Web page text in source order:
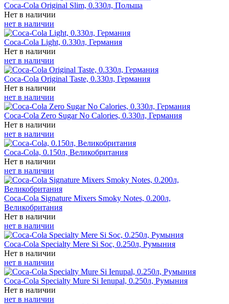
Coca-Cola Original Slim, 0.330л, Польша
Нет в наличии
нет в наличии
Coca-Cola Light, 0.330л, Германия
Нет в наличии
нет в наличии
Coca-Cola Original Taste, 0.330л, Германия
Нет в наличии
нет в наличии
Coca-Cola Zero Sugar No Calories, 0.330л, Германия
Нет в наличии
нет в наличии
Coca-Cola, 0.150л, Великобритания
Нет в наличии
нет в наличии
Coca-Cola Signature Mixers Smoky Notes, 0.200л,
Великобритания
Нет в наличии
нет в наличии
Coca-Cola Specialty Mere Si Soc, 0.250л, Румыния
Нет в наличии
нет в наличии
Coca-Cola Specialty Mure Si Ienupal, 0.250л, Румыния
Нет в наличии
нет в наличии